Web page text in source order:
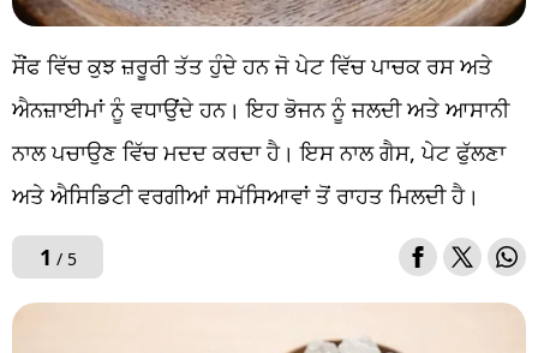
ਸੌਂਫ ਵਿੱਚ ਕੁਝ ਜ਼ਰੂਰੀ ਤੱਤ ਹੁੰਦੇ ਹਨ ਜੋ ਪੇਟ ਵਿੱਚ ਪਾਚਕ ਰਸ ਅਤੇ
ਐਨਜ਼ਾਈਮਾਂ ਨੂੰ ਵਧਾਉਂਦੇ ਹਨ। ਇਹ ਭੋਜਨ ਨੂੰ ਜਲਦੀ ਅਤੇ ਆਸਾਨੀ
ਨਾਲ ਪਚਾਉਣ ਵਿੱਚ ਮਦਦ ਕਰਦਾ ਹੈ। ਇਸ ਨਾਲ ਗੈਸ, ਪੇਟ ਫੁੱਲਣਾ
ਅਤੇ ਐਸਿਡਿਟੀ ਵਰਗੀਆਂ ਸਮੱਸਿਆਵਾਂ ਤੋਂ ਰਾਹਤ ਮਿਲਦੀ ਹੈ।
1 / 5